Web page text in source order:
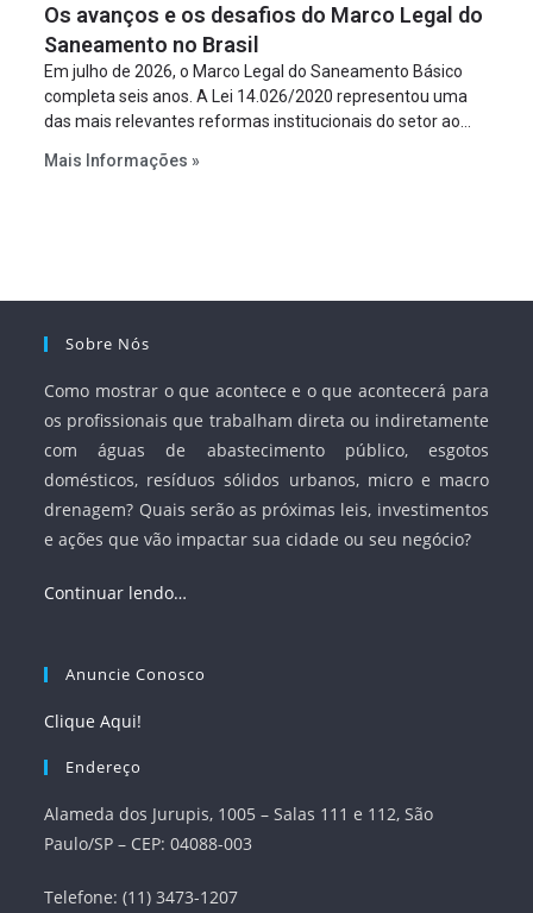
projeto a projeto.
Os avanços e os desafios do Marco Legal do
Saneamento no Brasil
Em julho de 2026, o Marco Legal do Saneamento Básico
completa seis anos. A Lei 14.026/2020 representou uma
das mais relevantes reformas institucionais do setor ao
serviços, ampliar a participação da iniciativa privada,
Mais Informações »
Sobre Nós
Como mostrar o que acontece e o que acontecerá para
os profissionais que trabalham direta ou indiretamente
com águas de abastecimento público, esgotos
domésticos, resíduos sólidos urbanos, micro e macro
drenagem? Quais serão as próximas leis, investimentos
e ações que vão impactar sua cidade ou seu negócio?
Continuar lendo…
Anuncie Conosco
Clique Aqui!
Endereço
Alameda dos Jurupis, 1005 – Salas 111 e 112, São
Paulo/SP – CEP: 04088-003
Telefone: (11) 3473-1207